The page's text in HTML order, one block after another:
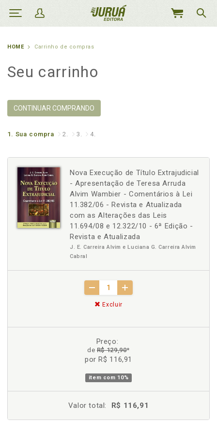
MEU
HOME Carrinho de compras
Seu carrinho
CONTINUAR COMPRANDO
1. Sua compra 2. 3. 4.
Nova Execução de Título Extrajudicial
- Apresentação de Teresa Arruda
Alvim Wambier - Comentários à Lei
11.382/06 - Revista e Atualizada
com as Alterações das Leis
11.694/08 e 12.322/10 - 6ª Edição -
Revista e Atualizada
J. E. Carreira Alvim e Luciana G. Carreira Alvim
Cabral
Excluir
Preço:
deR$ 129,90*
por R$ 116,91
item com 10%
Valor total: R$ 116,91